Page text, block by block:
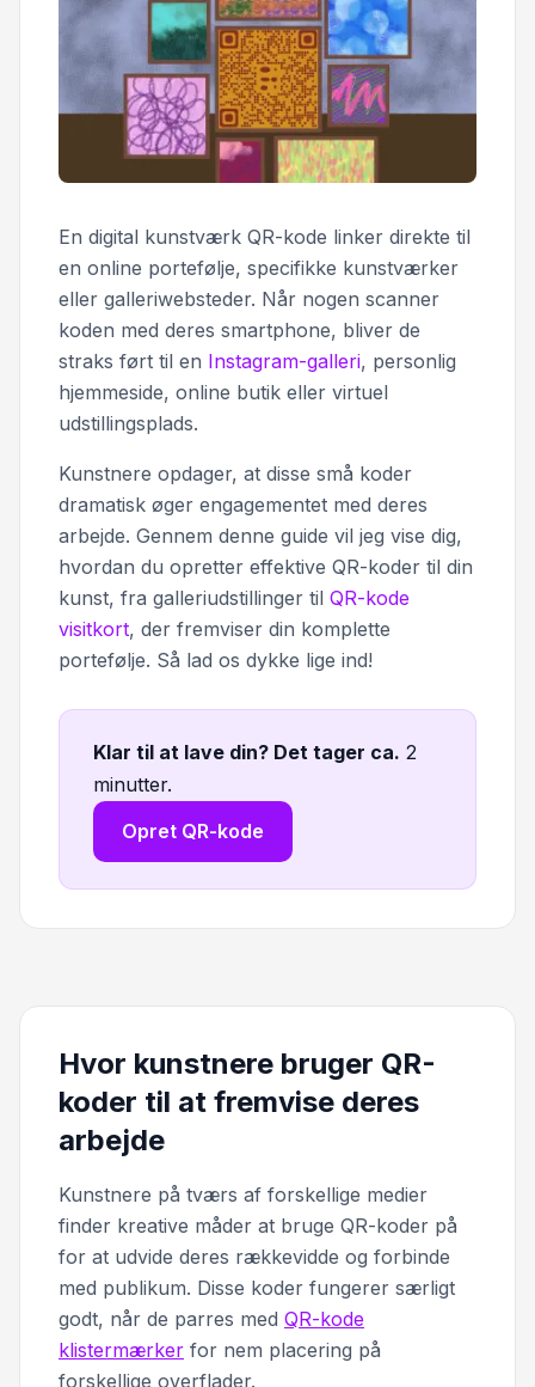
En digital kunstværk QR-kode linker direkte til
en online portefølje, specifikke kunstværker
eller galleriwebsteder. Når nogen scanner
koden med deres smartphone, bliver de
straks ført til en Instagram-galleri, personlig
hjemmeside, online butik eller virtuel
udstillingsplads.
Kunstnere opdager, at disse små koder
dramatisk øger engagementet med deres
arbejde. Gennem denne guide vil jeg vise dig,
hvordan du opretter effektive QR-koder til din
kunst, fra galleriudstillinger til QR-kode
visitkort, der fremviser din komplette
portefølje. Så lad os dykke lige ind!
Klar til at lave din? Det tager ca. 2
minutter.
Opret QR-kode
Hvor kunstnere bruger QR-
koder til at fremvise deres
arbejde
Kunstnere på tværs af forskellige medier
finder kreative måder at bruge QR-koder på
for at udvide deres rækkevidde og forbinde
med publikum. Disse koder fungerer særligt
godt, når de parres med QR-kode
klistermærker for nem placering på
forskellige overflader.